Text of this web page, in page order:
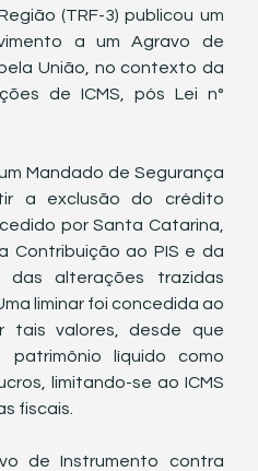
(TRF-3) publicou um
a um Agravo de
União, no contexto da
de ICMS, pós Lei n°
Mandado de Segurança
a exclusão do crédito
por Santa Catarina,
Contribuição ao PIS e da
das alterações trazidas
liminar foi concedida ao
tais valores, desde que
patrimônio líquido como
limitando-se ao ICMS
fiscais.
de Instrumento contra